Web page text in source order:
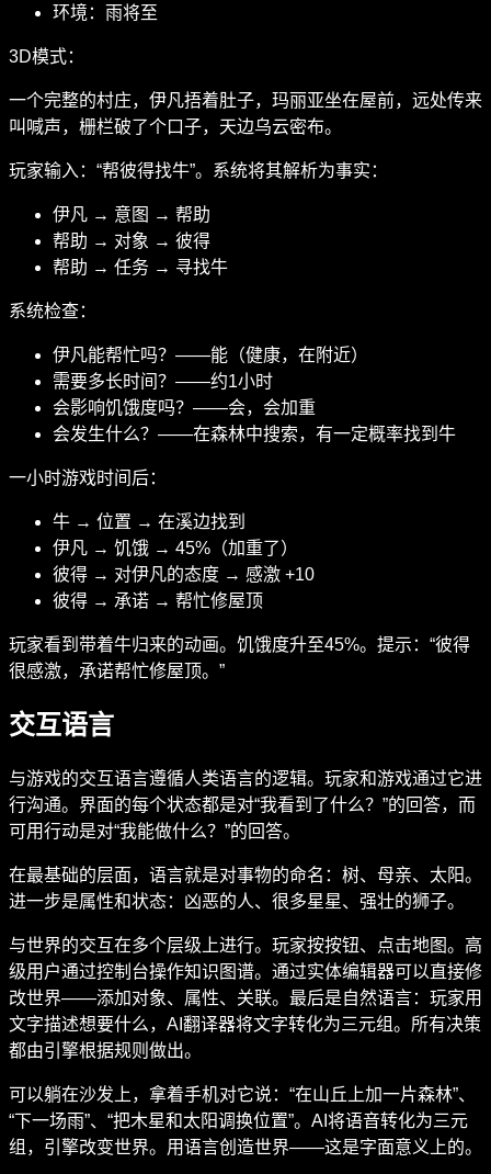
环境：雨将至
3D模式：
一个完整的村庄，伊凡捂着肚子，玛丽亚坐在屋前，远处传来
叫喊声，栅栏破了个口子，天边乌云密布。
玩家输入：“帮彼得找牛”。系统将其解析为事实：
伊凡 → 意图 → 帮助
帮助 → 对象 → 彼得
帮助 → 任务 → 寻找牛
系统检查：
伊凡能帮忙吗？——能（健康，在附近）
需要多长时间？——约1小时
会影响饥饿度吗？——会，会加重
会发生什么？——在森林中搜索，有一定概率找到牛
一小时游戏时间后：
牛 → 位置 → 在溪边找到
伊凡 → 饥饿 → 45%（加重了）
彼得 → 对伊凡的态度 → 感激 +10
彼得 → 承诺 → 帮忙修屋顶
玩家看到带着牛归来的动画。饥饿度升至45%。提示：“彼得
很感激，承诺帮忙修屋顶。”
交互语言
与游戏的交互语言遵循人类语言的逻辑。玩家和游戏通过它进
行沟通。界面的每个状态都是对“我看到了什么？”的回答，而
可用行动是对“我能做什么？”的回答。
在最基础的层面，语言就是对事物的命名：树、母亲、太阳。
进一步是属性和状态：凶恶的人、很多星星、强壮的狮子。
与世界的交互在多个层级上进行。玩家按按钮、点击地图。高
级用户通过控制台操作知识图谱。通过实体编辑器可以直接修
改世界——添加对象、属性、关联。最后是自然语言：玩家用
文字描述想要什么，AI翻译器将文字转化为三元组。所有决策
都由引擎根据规则做出。
可以躺在沙发上，拿着手机对它说：“在山丘上加一片森林”、
“下一场雨”、“把木星和太阳调换位置”。AI将语音转化为三元
组，引擎改变世界。用语言创造世界——这是字面意义上的。